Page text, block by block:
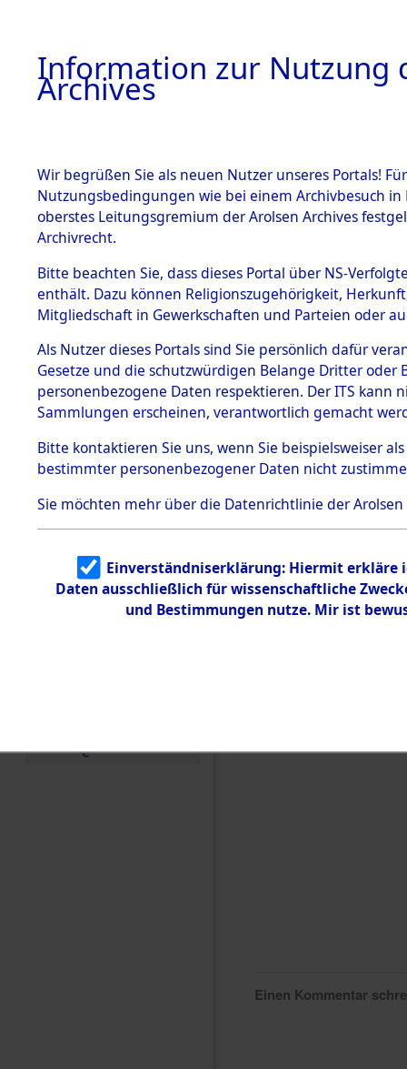
BESTÄNDE
1.
mente
5. Verschiedenes
5.3
Todesmärsche
5.3.1 Alliierte
Erhebungen
zu
Todesmärsch
en
5.3.2
Identifizierun
g
5.3.3
Todesmärsch
e
und
0045
Einen Kommentar
Information zur Nutzung
Archives
Wir begrüßen Sie als neuen Nutzer unseres Portals!
Nutzungsbedingungen wie bei einem Archivbesuch
oberstes Leitungsgremium der Arolsen Archives
Archivrecht.
Bitte beachten Sie, dass dieses Portal über NS-
enthält. Dazu können Religionszugehörigkeit,
Mitgliedschaft in Gewerkschaften und Parteien oder
Als Nutzer dieses Portals sind Sie persönlich dafür
Gesetze und die schutzwürdigen Belange Dritter
personenbezogene Daten respektieren. Der ITS
Sammlungen erscheinen, verantwortlich gemacht
Bitte kontaktieren Sie uns, wenn Sie beispielsweiser
bestimmter personenbezogener Daten nicht
Sie möchten mehr über die Datenrichtlinie der Arolsen
Einverständniserklärung: Hiermit erkläre
Daten ausschließlich für wissenschaftliche
und Bestimmungen nutze. Mir ist